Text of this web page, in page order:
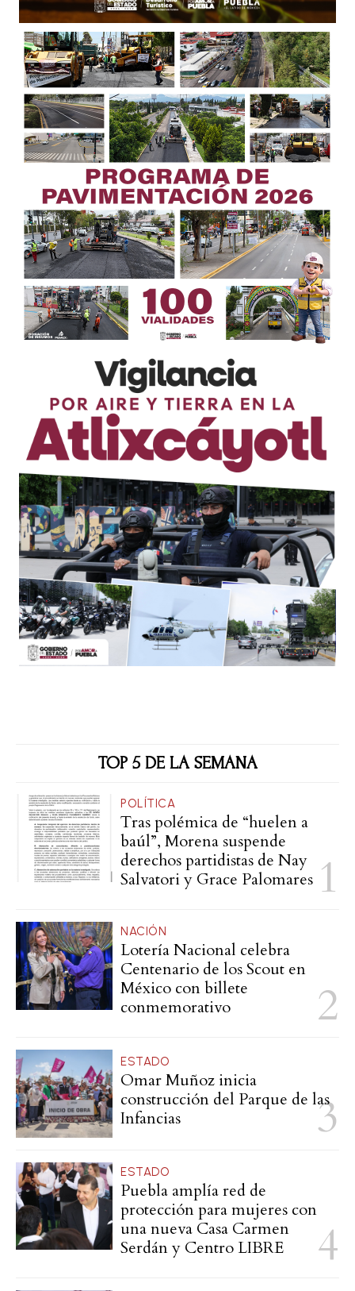
TOP 5 DE LA SEMANA
POLÍTICA
Tras polémica de “huelen a
baúl”, Morena suspende
derechos partidistas de Nay
Salvatori y Grace Palomares
NACIÓN
Lotería Nacional celebra
Centenario de los Scout en
México con billete
conmemorativo
ESTADO
Omar Muñoz inicia
construcción del Parque de las
Infancias
ESTADO
Puebla amplía red de
protección para mujeres con
una nueva Casa Carmen
Serdán y Centro LIBRE